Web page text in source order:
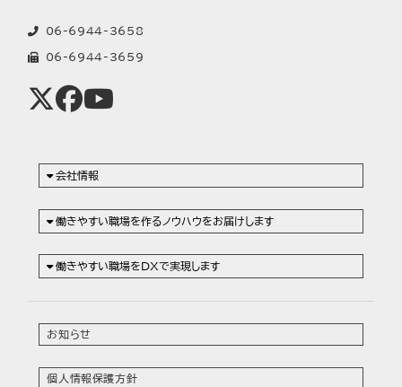
06-6944-3658
06-6944-3659
会社情報
働きやすい職場を作るノウハウをお届けします
働きやすい職場をDXで実現します
お知らせ
個人情報保護方針